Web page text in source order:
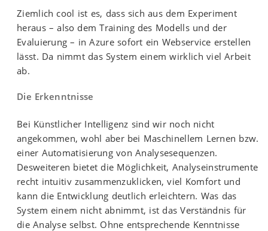
Ziemlich cool ist es, dass sich aus dem Experiment
heraus – also dem Training des Modells und der
Evaluierung – in Azure sofort ein Webservice erstellen
lässt. Da nimmt das System einem wirklich viel Arbeit
ab.
Die Erkenntnisse
Bei Künstlicher Intelligenz sind wir noch nicht
angekommen, wohl aber bei Maschinellem Lernen bzw.
einer Automatisierung von Analysesequenzen.
Desweiteren bietet die Möglichkeit, Analyseinstrumente
recht intuitiv zusammenzuklicken, viel Komfort und
kann die Entwicklung deutlich erleichtern. Was das
System einem nicht abnimmt, ist das Verständnis für
die Analyse selbst. Ohne entsprechende Kenntnisse